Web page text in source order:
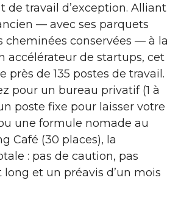
de travail d’exception. Alliant
— avec ses parquets
cheminées conservées — à la
accélérateur de startups, cet
près de 135 postes de travail.
pour un bureau privatif (1 à
poste fixe pour laisser votre
une formule nomade au
Café (30 places), la
: pas de caution, pas
long et un préavis d’un mois